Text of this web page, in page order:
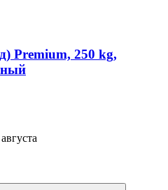
Premium, 250 kg,